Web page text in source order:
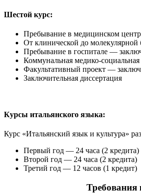
Шестой курс:
Пребывание в медицинском
От клинической до
Пребывание в госпитале —
Коммунальная медико-
Факультативный проект —
Заключительная диссертация
Курсы итальянского языка:
Курс «Итальянский язык и культура»
Первый год — 24 часа (2 кредита)
Второй год — 24 часа (2 кредита)
Третий год — 12 часов (1 кредит)